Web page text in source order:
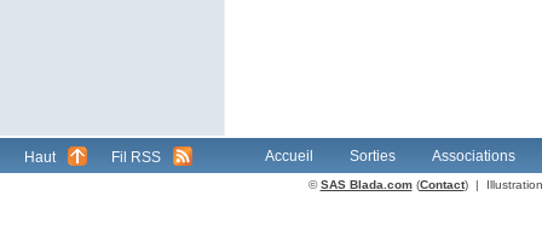
Haut Fil RSS Accueil Sorties Associations
©SAS Blada.com(Contact) |